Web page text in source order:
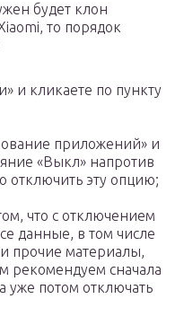
будет клон
то порядок
и кликаете по пункту
приложений» и
«Выкл» напротив
отключить эту опцию;
что с отключением
данные, в том числе
прочие материалы,
рекомендуем сначала
уже потом отключать